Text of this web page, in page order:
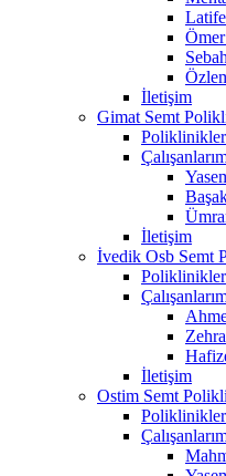
İletişim
Gimat Semt
Poliklinikler
İletişim
İvedik Osb Semt
Poliklinikler
İletişim
Ostim Semt
Poliklinikler